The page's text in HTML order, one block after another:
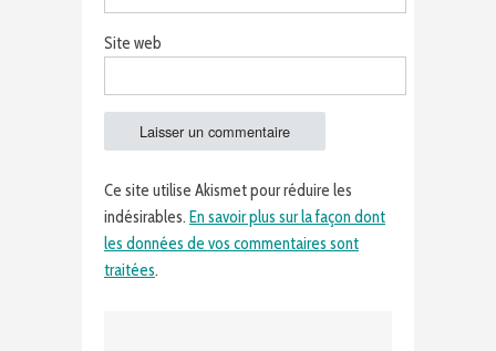
Site web
Ce site utilise Akismet pour réduire les
indésirables. En savoir plus sur la façon dont
les données de vos commentaires sont
traitées.